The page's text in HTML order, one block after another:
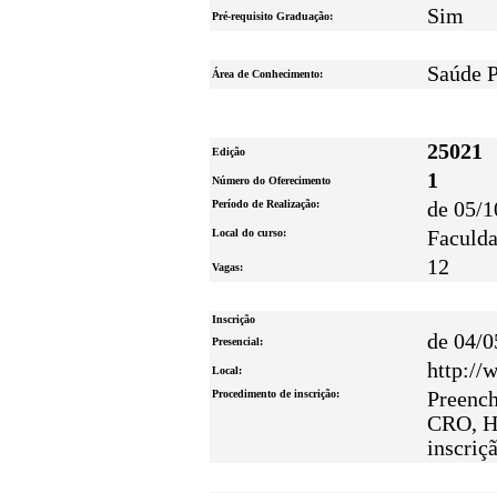
Pré-requisito Graduação: Sim
Área de Conhecimento: Saúde
Edição 25021
Número do Oferecimento 1
Período de Realização: de 05/
Local do curso:
Vagas: 12
Inscrição
Presencial:
de 04/
Local: http://
Procedimento de inscrição:
CRO,